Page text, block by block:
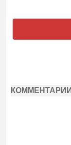
КОММЕНТАРИИ